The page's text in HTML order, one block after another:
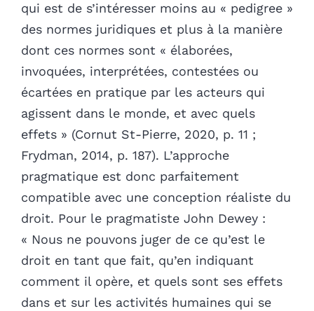
qui est de s’intéresser moins au « pedigree »
des normes juridiques et plus à la manière
dont ces normes sont « élaborées,
invoquées, interprétées, contestées ou
écartées en pratique par les acteurs qui
agissent dans le monde, et avec quels
effets » (Cornut St-Pierre, 2020, p. 11 ;
Frydman, 2014, p. 187). L’approche
pragmatique est donc parfaitement
compatible avec une conception réaliste du
droit. Pour le pragmatiste John Dewey :
« Nous ne pouvons juger de ce qu’est le
droit en tant que fait, qu’en indiquant
comment il opère, et quels sont ses effets
dans et sur les activités humaines qui se